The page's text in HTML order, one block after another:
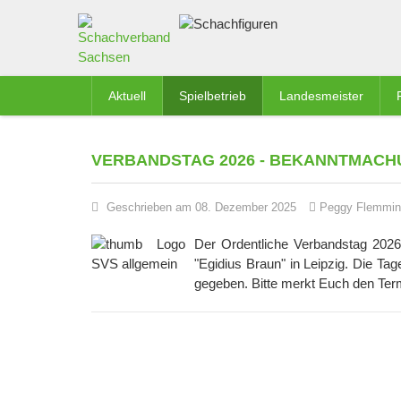
Aktuell Spielbetrieb Landesmeister
VERBANDSTAG 2026 -
Geschrieben am 08. Dezember 2025 Peggy
Der Ordentliche Verbandstag
"Egidius Braun" in Leipzig. Die
gegeben. Bitte merkt Euch den